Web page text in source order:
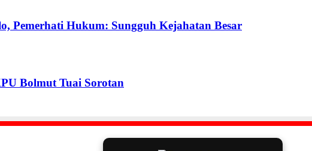
Pemerhati Hukum: Sungguh Kejahatan Besar
Bolmut Tuai Sorotan